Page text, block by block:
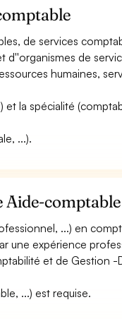
de services
d''organismes de
humaines,
la spécialité
...).
Aide-comptable
...) en
une expérience
et de Gestion -
...) est requise.